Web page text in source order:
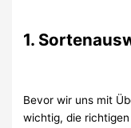
1.
Bevor wir uns mit
wichtig, die